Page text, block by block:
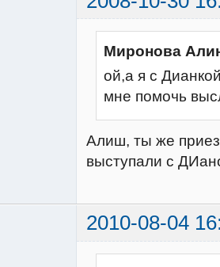
Миронова
ой,а я с
мне помочь
Алиш, ты же
выступали с
2010-08-04